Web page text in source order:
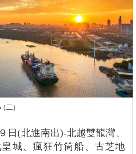
日(北進南出)-北越雙龍灣、
城、瘋狂竹筒船、古芝地
(二)